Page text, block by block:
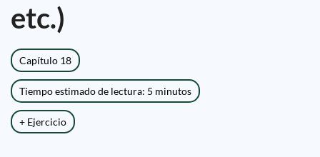
etc.)
Capítulo 18
Tiempo estimado de lectura: 5 minutos
+ Ejercicio